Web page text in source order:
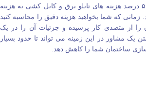
حدوداً هزینه ای برابر با ۵۰ درصد هزینه‌ های تابلو برق و کابل کشی به هزینه
که شما بخواهید هزینه دقیق را محاسبه کنید
را از متصدی کار پرسیده و جزئیات آن را در یک
یک مشاور در این زمینه می‌ تواند تا حدود بسیار
ساختمان شما را کاهش دهد.